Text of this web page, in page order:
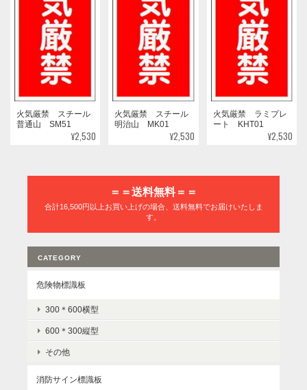
火気厳禁 スチール
普通山 SM51
¥2,530
火気厳禁 スチール
明治山 MK01
¥2,530
火気厳禁 ラミプレ
ート KHT01
¥2,530
＝＝送料無料＝＝
合計16,500円以上お買い上げの場合、送料無料でお届けいたしま
す。
CATEGORY
危険物標識板
300＊600横型
600＊300縦型
その他
消防サイン標識板